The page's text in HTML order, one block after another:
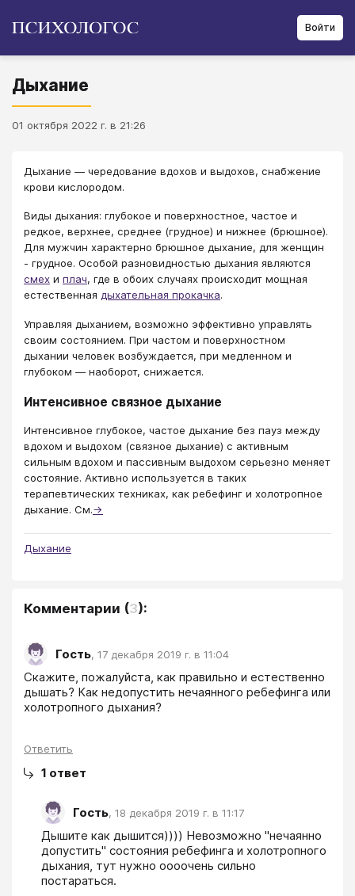
Войти
Дыхание
01 октября 2022 г. в 21:26
Дыхание — чередование вдохов и выдохов, снабжение
крови кислородом.
Виды дыхания: глубокое и поверхностное, частое и
редкое, верхнее, среднее (грудное) и нижнее (брюшное).
Для мужчин характерно брюшное дыхание, для женщин
- грудное. Особой разновидностью дыхания являются
смех и плач, где в обоих случаях происходит мощная
естественная дыхательная прокачка.
Управляя дыханием, возможно эффективно управлять
своим состоянием. При частом и поверхностном
дыхании человек возбуждается, при медленном и
глубоком — наоборот, снижается.
Интенсивное связное дыхание
Интенсивное глубокое, частое дыхание без пауз между
вдохом и выдохом (связное дыхание) с активным
сильным вдохом и пассивным выдохом серьезно меняет
состояние. Активно используется в таких
терапевтических техниках, как ребефинг и холотропное
дыхание. См.→
Дыхание
Комментарии (3):
Гость, 17 декабря 2019 г. в 11:04
Скажите, пожалуйста, как правильно и естественно
дышать? Как недопустить нечаянного ребефинга или
холотропного дыхания?
Ответить
1 ответ
Гость, 18 декабря 2019 г. в 11:17
Дышите как дышится)))) Невозможно "нечаянно
допустить" состояния ребефинга и холотропного
дыхания, тут нужно оооочень сильно
постараться.